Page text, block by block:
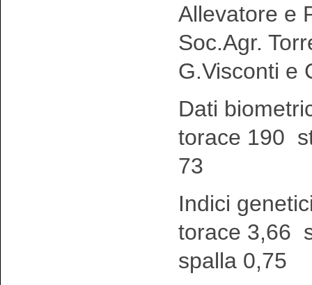
Allevatore e
Soc.Agr.
G.Visconti e
Dati
torace 190
73
Indici
torace 3,66
spalla 0,75